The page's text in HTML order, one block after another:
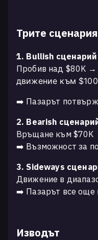
Трите
1. Bullish сценарий
Пробив над $80K →
движение към
➡️ Пазарът
2. Bearish
Връщане към $70K
➡️ Възможност за
3. Sideways
Движение в
➡️ Пазарът все още
Изводът